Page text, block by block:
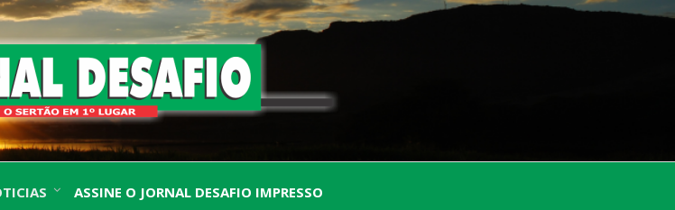
JORNAL
O Sertão em 1º Lugar
ASSINE O JORNAL DESAFIO IMPRESSO